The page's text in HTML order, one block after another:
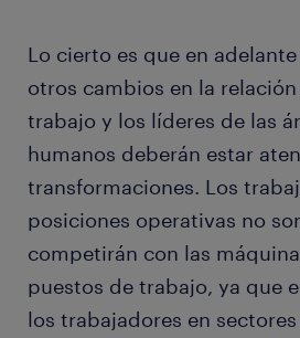
Lo cierto es que en
otros cambios en la
trabajo y los líderes de las
humanos deberán estar
transformaciones. Los
posiciones operativas no
competirán con las
puestos de trabajo, ya que
los trabajadores en